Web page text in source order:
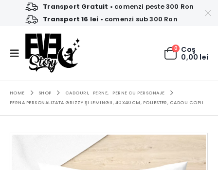
Transport Gratuit • comenzi peste 300 Ron
Transport 16 lei • comenzi sub 300 Ron
0 Coş
0,00 lei
HOME SHOP CADOURI, PERNE,
PERNE CU PERSONAJE
PERNA PERSONALIZATA GRIZZY ŞI LEMINGII, 40X40CM, POLIESTER, CADOU COPII